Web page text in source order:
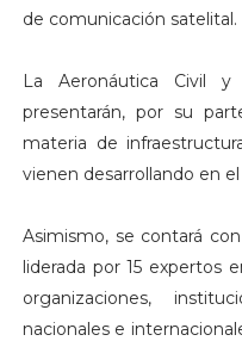
de comunicación satelital.
La Aeronáutica Civil y
presentarán, por su
materia de
vienen desarrollando en el
Asimismo, se contará
liderada por 15 expertos
organizaciones,
nacionales e